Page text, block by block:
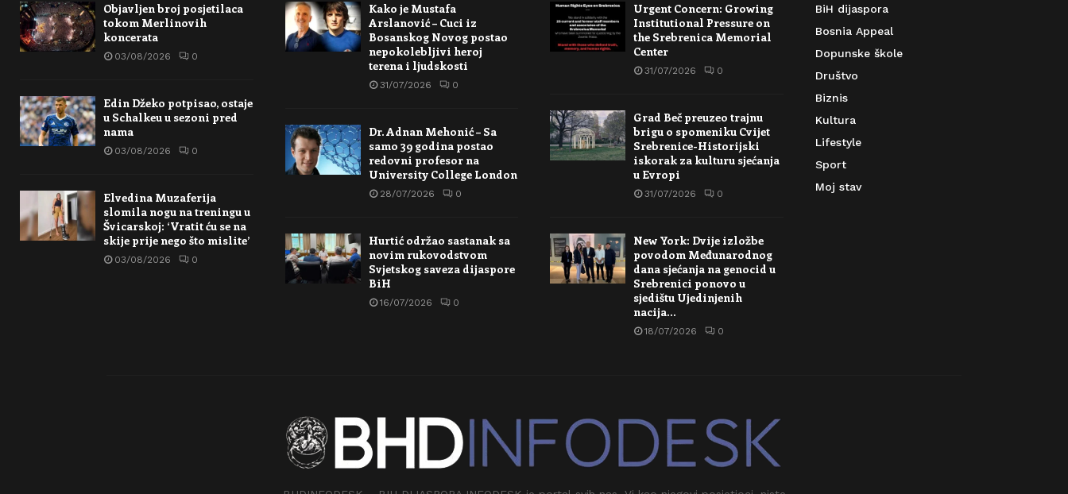
Objavljen broj posjetilaca
tokom Merlinovih
koncerata
03/08/2026 0
Edin Džeko potpisao, ostaje
u Schalkeu u sezoni pred
nama
03/08/2026 0
Elvedina Muzaferija
slomila nogu na treningu u
Švicarskoj: ‘Vratit ću se na
skije prije nego što mislite’
03/08/2026 0
Kako je Mustafa
Arslanović – Cuci iz
Bosanskog Novog postao
nepokolebljivi heroj
terena i ljudskosti
31/07/2026 0
Dr. Adnan Mehonić – Sa
samo 39 godina postao
redovni profesor na
University College London
28/07/2026 0
Hurtić održao sastanak sa
novim rukovodstvom
Svjetskog saveza dijaspore
BiH
16/07/2026 0
Urgent Concern: Growing
Institutional Pressure on
the Srebrenica Memorial
Center
31/07/2026 0
Grad Beč preuzeo trajnu
brigu o spomeniku Cvijet
Srebrenice-Historijski
iskorak za kulturu sjećanja
u Evropi
31/07/2026 0
New York: Dvije izložbe
povodom Međunarodnog
dana sjećanja na genocid u
Srebrenici ponovo u
sjedištu Ujedinjenih
nacija…
18/07/2026 0
BiH dijaspora
Bosnia Appeal
Dopunske škole
Društvo
Biznis
Kultura
Lifestyle
Sport
Moj stav